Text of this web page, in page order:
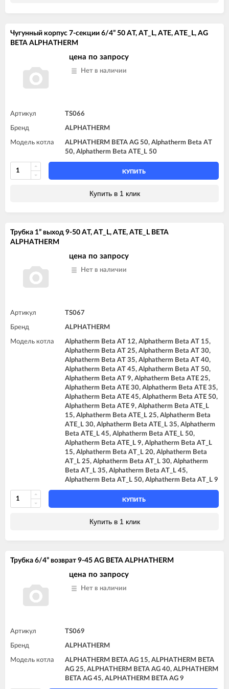
Чугунный корпус 7-секции 6/4” 50 AT, AT_L, ATE, ATE_L, AG
BETA ALPHATHERM
цена по запросу
Нет в наличии
Артикул TS066
Бренд ALPHATHERM
Модель котла
ALPHATHERM BETA AG 50, Alphatherm Beta AT
50, Alphatherm Beta ATE_L 50
КУПИТЬ
Купить в 1 клик
Трубка 1” выход 9-50 AT, AT_L, ATE, ATE_L BETA
ALPHATHERM
цена по запросу
Нет в наличии
Артикул TS067
Бренд ALPHATHERM
Модель котла
Alphatherm Beta AT 12, Alphatherm Beta AT 15,
Alphatherm Beta AT 25, Alphatherm Beta AT 30,
Alphatherm Beta AT 35, Alphatherm Beta AT 40,
Alphatherm Beta AT 45, Alphatherm Beta AT 50,
Alphatherm Beta AT 9, Alphatherm Beta ATE 25,
Alphatherm Beta ATE 30, Alphatherm Beta ATE 35,
Alphatherm Beta ATE 45, Alphatherm Beta ATE 50,
Alphatherm Beta ATE 9, Alphatherm Beta ATE_L
15, Alphatherm Beta ATE_L 25, Alphatherm Beta
ATE_L 30, Alphatherm Beta ATE_L 35, Alphatherm
Beta ATE_L 45, Alphatherm Beta ATE_L 50,
Alphatherm Beta ATE_L 9, Alphatherm Beta AT_L
15, Alphatherm Beta AT_L 20, Alphatherm Beta
AT_L 25, Alphatherm Beta AT_L 30, Alphatherm
Beta AT_L 35, Alphatherm Beta AT_L 45,
Alphatherm Beta AT_L 50, Alphatherm Beta AT_L 9
КУПИТЬ
Купить в 1 клик
Трубка 6/4” возврат 9-45 AG BETA ALPHATHERM
цена по запросу
Нет в наличии
Артикул TS069
Бренд ALPHATHERM
Модель котла
ALPHATHERM BETA AG 15, ALPHATHERM BETA
AG 25, ALPHATHERM BETA AG 40, ALPHATHERM
BETA AG 45, ALPHATHERM BETA AG 9